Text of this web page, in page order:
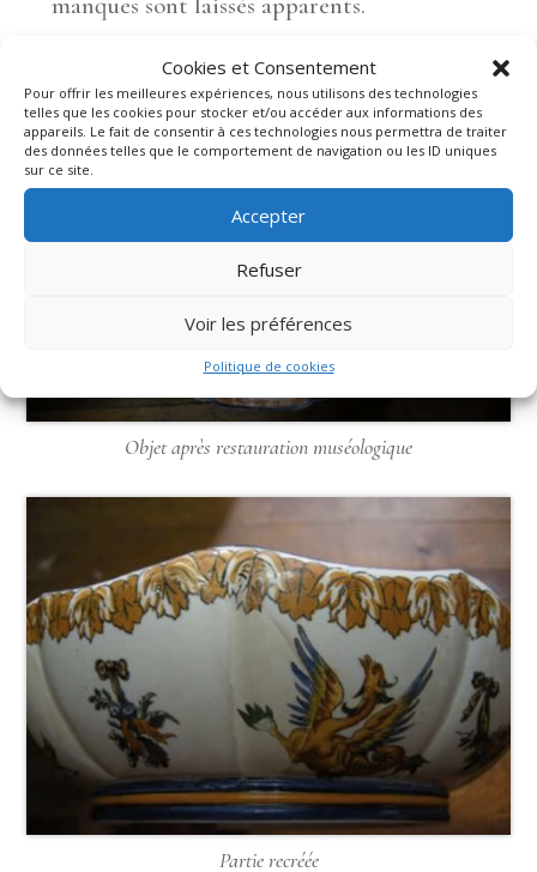
Cookies et Consentement
Pour offrir les meilleures expériences, nous utilisons des technologies
telles que les cookies pour stocker et/ou accéder aux informations des
appareils. Le fait de consentir à ces technologies nous permettra de traiter
des données telles que le comportement de navigation ou les ID uniques
sur ce site.
Accepter
Refuser
Voir les préférences
Politique de cookies
Objet après restauration muséologique
Partie recréée